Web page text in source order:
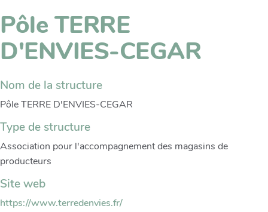
Pôle TERRE
D'ENVIES-CEGAR
Nom de la structure
Pôle TERRE D'ENVIES-CEGAR
Type de structure
Association pour l'accompagnement des magasins de
producteurs
Site web
https://www.terredenvies.fr/